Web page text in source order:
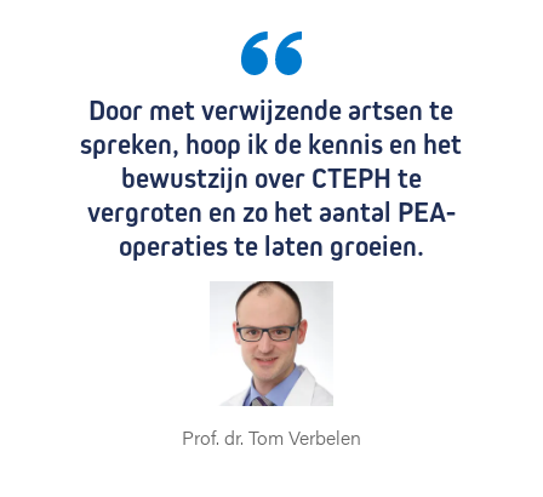
Door met verwijzende artsen te
spreken, hoop ik de kennis en het
bewustzijn over CTEPH te
vergroten en zo het aantal PEA-
operaties te laten groeien.
Prof. dr. Tom Verbelen